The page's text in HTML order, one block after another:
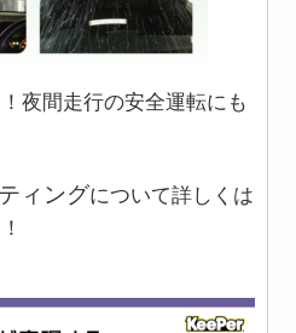
夜間走行の安全運転にも
ィングについて詳しくは